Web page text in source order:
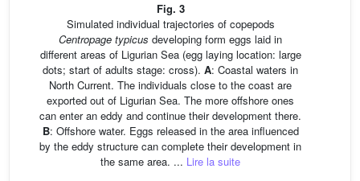
Fig. 3
Simulated individual trajectories of copepods
Centropage typicus developing form eggs laid in
different areas of Ligurian Sea (egg laying location: large
dots; start of adults stage: cross). A: Coastal waters in
North Current. The individuals close to the coast are
exported out of Ligurian Sea. The more offshore ones
can enter an eddy and continue their development there.
B: Offshore water. Eggs released in the area influenced
by the eddy structure can complete their development in
the same area. ... Lire la suite